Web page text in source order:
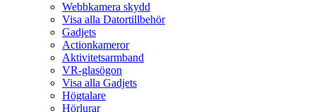
Webbkamera skydd
Visa alla Datortillbehör
Gadjets
Actionkameror
Aktivitetsarmband
VR-glasögon
Visa alla Gadjets
Högtalare
Hörlurar